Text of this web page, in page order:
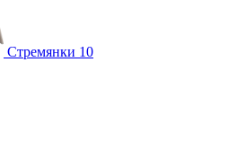
Стремянки 10